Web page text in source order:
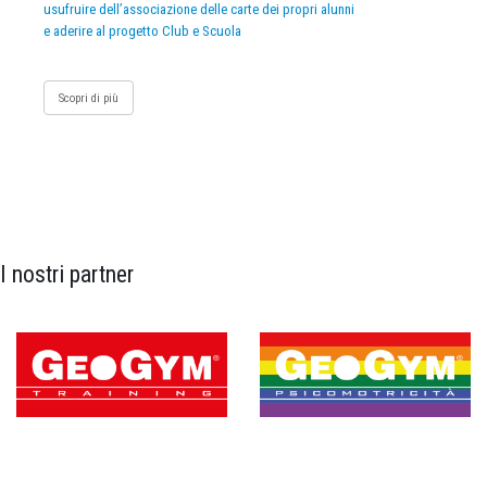
usufruire dell’associazione delle carte dei propri alunni
e aderire al progetto Club e Scuola
Scopri di più
I nostri partner